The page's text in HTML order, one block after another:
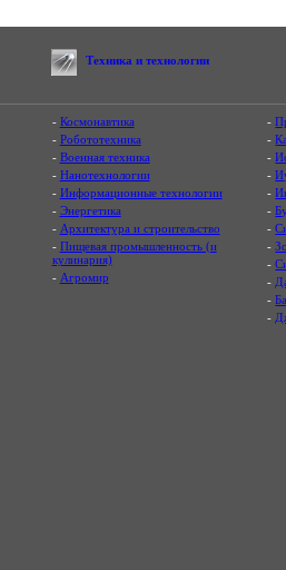
Техника и технологии
- Космонавтика
- Робототехника
- Военная техника
- Нанотехнологии
- Информационные технологии
- Энергетика
- Архитектура и строительство
- Пищевая промышленность (и
кулинария)
- Агромир
-
-
-
-
-
-
-
-
-
-
-
-